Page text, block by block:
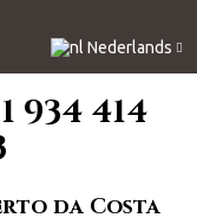
Nederlands
934 414
da Costa